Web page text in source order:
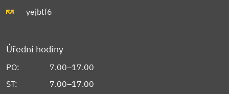
yejbtf6
Úřední hodiny
PO:
7.00–17.00
ST:
7.00–17.00